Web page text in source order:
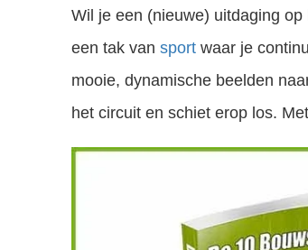
Wil je een (nieuwe) uitdaging op
een tak van sport waar je
mooie, dynamische beelden
het circuit en schiet erop los.